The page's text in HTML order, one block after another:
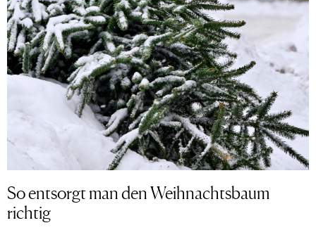
So entsorgt man den Weihnachtsbaum
richtig